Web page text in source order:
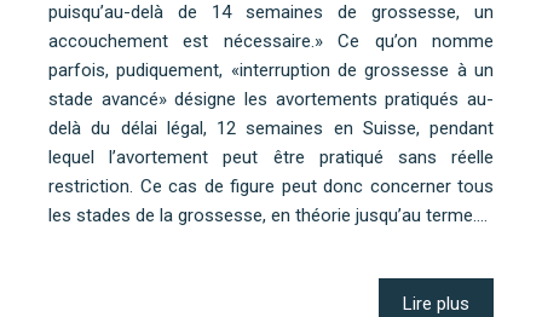
puisqu’au-delà de 14 semaines de grossesse, un
accouchement est nécessaire.» Ce qu’on nomme
parfois, pudiquement, «interruption de grossesse à un
stade avancé» désigne les avortements pratiqués au-
delà du délai légal, 12 semaines en Suisse, pendant
lequel l’avortement peut être pratiqué sans réelle
restriction. Ce cas de figure peut donc concerner tous
les stades de la grossesse, en théorie jusqu’au terme.…
Lire plus